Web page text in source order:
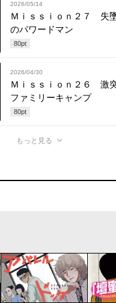
2026/05/14
Ｍｉｓｓｉｏｎ２７ 失
のパワードマン
80pt
2026/04/30
Ｍｉｓｓｉｏｎ２６ 激
ファミリーキャンプ
80pt
もっと見る